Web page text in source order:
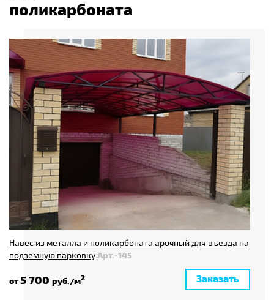
поликарбоната
Навес из металла и поликарбоната арочный для въезда на
подземную парковкуАрт.-145
от5 700 руб./м2 Заказать